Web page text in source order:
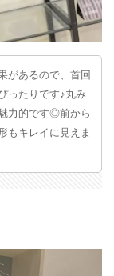
があるので、首回
ったりです♪丸み
力的です◎前から
もキレイに見えま